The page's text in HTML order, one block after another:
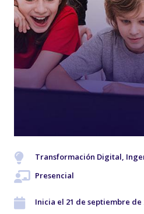
Transformación Digital,
Presencial
Inicia el 21 de septiembre de